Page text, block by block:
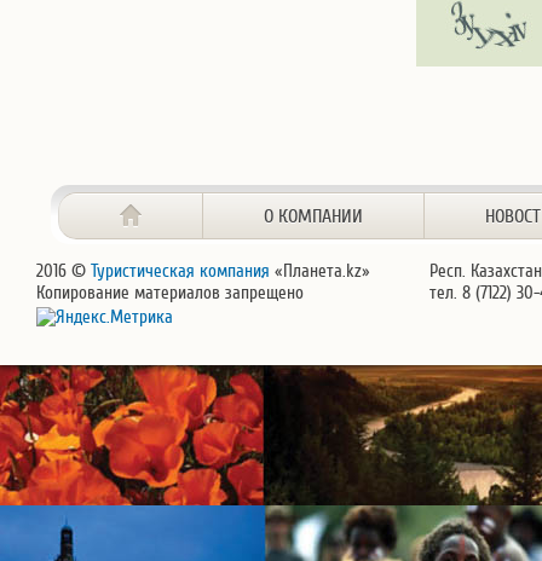
О КОМПАНИИ
2016 © Туристическая компания «Планета.kz»
Копирование материалов запрещено
Респ.
тел. 8 (7122)